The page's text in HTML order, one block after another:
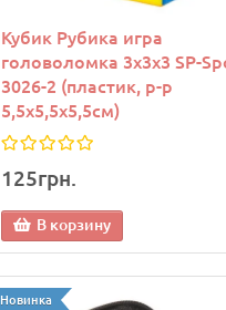
Новинка
Кубик Рубика игра
головоломка 3х3х3 SP-
3026-2 (пластик, р-р
5,5x5,5x5,5см)
125грн.
В корзину
Новинка